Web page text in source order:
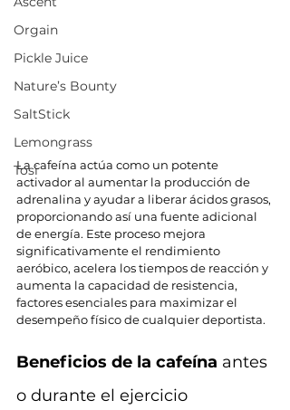
Orgain
Pickle Juice
Nature’s Bounty
SaltStick
Lemongrass
Tosi
La cafeína actúa como un potente
activador al aumentar la producción de
adrenalina y ayudar a liberar ácidos grasos,
proporcionando así una fuente adicional
de energía. Este proceso mejora
significativamente el rendimiento
aeróbico, acelera los tiempos de reacción y
aumenta la capacidad de resistencia,
factores esenciales para maximizar el
desempeño físico de cualquier deportista.
Beneficios de la cafeína antes
o durante el ejercicio